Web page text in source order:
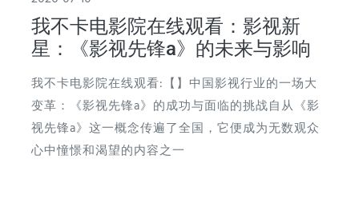
我不卡电影院在线观看：影视新
星：《影视先锋a》的未来与影响
我不卡电影院在线观看:【】中国影视行业的一场大
变革：《影视先锋a》的成功与面临的挑战自从《影
视先锋a》这一概念传遍了全国，它便成为无数观众
心中憧憬和渴望的内容之一